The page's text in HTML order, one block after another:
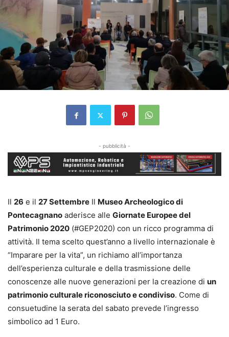
- pubblicità -
Il 26 e il 27 Settembre Il Museo Archeologico di
Pontecagnano aderisce alle Giornate Europee del
Patrimonio 2020 (#GEP2020) con un ricco programma di
attività. Il tema scelto quest’anno a livello internazionale è
“Imparare per la vita”, un richiamo all’importanza
dell’esperienza culturale e della trasmissione delle
conoscenze alle nuove generazioni per la creazione di un
patrimonio culturale riconosciuto e condiviso. Come di
consuetudine la serata del sabato prevede l’ingresso
simbolico ad 1 Euro.